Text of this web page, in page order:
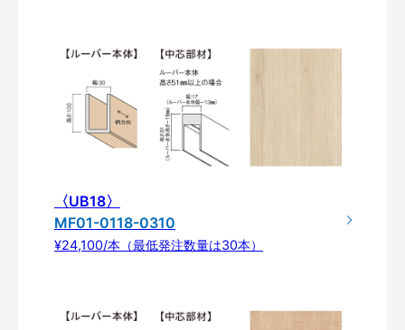
〈UB18〉
MF01-0118-0310
¥24,100/本（最低発注数量は30本）